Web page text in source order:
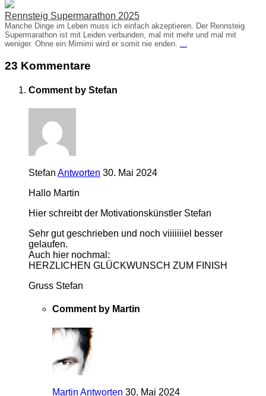
Rennsteig Supermarathon 2025
Manche Dinge im Leben muss ich einfach akzeptieren. Der Rennsteig
Supermarathon ist mit Leiden verbunden, mal mit mehr und mal mit
weniger. Ohne ein Mimimi wird er somit nie enden.
23 Kommentare
Comment by Stefan
Stefan Antworten 30. Mai 2024
Hallo Martin
Hier schreibt der Motivationskünstler Stefan
Sehr gut geschrieben und noch viiiiiiiel besser
gelaufen.
Auch hier nochmal:
HERZLICHEN GLÜCKWUNSCH ZUM FINISH
Gruss Stefan
Comment by Martin
Martin Antworten 30. Mai 2024